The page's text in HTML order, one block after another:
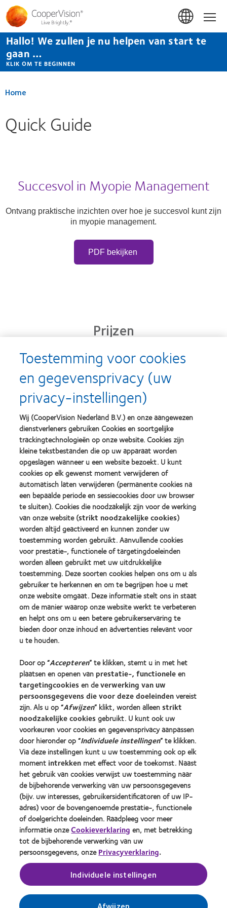
Overslaan
en
naar
de
inhoud
gaan
Hallo! We zullen je nu helpen van start te
gaan …
KLIK OM TE BEGINNEN
Home
Quick Guide
Succesvol in Myopie Management
Ontvang praktische inzichten over hoe je succesvol kunt zijn
in myopie management.
PDF bekijken
Prijzen
Learn
more
about
Silmo
d’Or
best
product
award
met
MyDay™
(2013)
Learn
more
about
Contact
Lens
Product
of
the
Year
(2013)
Learn
more
about
2012
&
2010
Best
Companies
for
Leaders
(2012)
Learn
more
about
2011
Best
Factory
Awards
(2011)
Learn
more
about
ODMA
2011
(2011)
Learn
more
about
2012
REBRAND
100®
Global
Award
(2012)
Onze producten
Zoek uw contactlens
Contactlenstechnologie
Vind uw opticien
Contactlenzen en gezichtsvermogen
Nieuwe drager
Ervaren drager
Over CooperVision
Vacatures bij CooperVision
Nieuwscentrum
Contact
Legal
Privacybeleid
Cookie beleid
Servicevoorwaarden
Toestemmingsvoorkeuren beheren
Toestemming voor cookies
en gegevensprivacy (uw
privacy-instellingen)
Wij (CooperVision Nederland B.V.) en onze aangewezen
dienstverleners gebruiken Cookies en soortgelijke
trackingtechnologieën op onze website. Cookies zijn
kleine tekstbestanden die op uw apparaat worden
opgeslagen wanneer u een website bezoekt. U kunt
cookies op elk gewenst moment verwijderen of
automatisch laten verwijderen (permanente cookies na
een bepaalde periode en sessiecookies door uw browser
te sluiten). Cookies die noodzakelijk zijn voor de werking
van onze website (strikt noodzakelijke cookies)
worden altijd geactiveerd en kunnen zonder uw
toestemming worden gebruikt. Aanvullende cookies
voor prestatie-, functionele of targetingdoeleinden
worden alleen gebruikt met uw uitdrukkelijke
toestemming. Deze soorten cookies helpen ons om u als
gebruiker te herkennen en om te begrijpen hoe u met
onze website omgaat. Deze informatie stelt ons in staat
om de manier waarop onze website werkt te verbeteren
en helpt ons om u een betere gebruikerservaring te
bieden door onze inhoud en advertenties relevant voor
u te houden.
Door op “Accepteren” te klikken, stemt u in met het
plaatsen en openen van prestatie-, functioneleen
targetingcookiesen deverwerking van uw
persoonsgegevens die voor deze doeleindenvereist
zijn. Als u op “Afwijzen” klikt, worden alleenstrikt
noodzakelijke cookiesgebruikt. U kunt ook uw
voorkeuren voor cookies en gegevensprivacy aanpassen
door hieronder op “Individuele instellingen” te klikken.
Via deze instellingen kunt u uw toestemming ook op elk
moment intrekken met effect voor de toekomst. Naast
het gebruik van cookies verwijst uw toestemming naar
de bijbehorende verwerking van uw persoonsgegevens
(bijv. uw interesses, gebruikersidentificatoren of uw IP-
adres) voor de bovengenoemde prestatie-, functionele
of doelgerichte doeleinden. Raadpleeg voor meer
informatie onzeCookieverklaring en, met betrekking
tot de bijbehorende verwerking van uw
persoonsgegevens, onzePrivacyverklaring.
Individuele instellingen